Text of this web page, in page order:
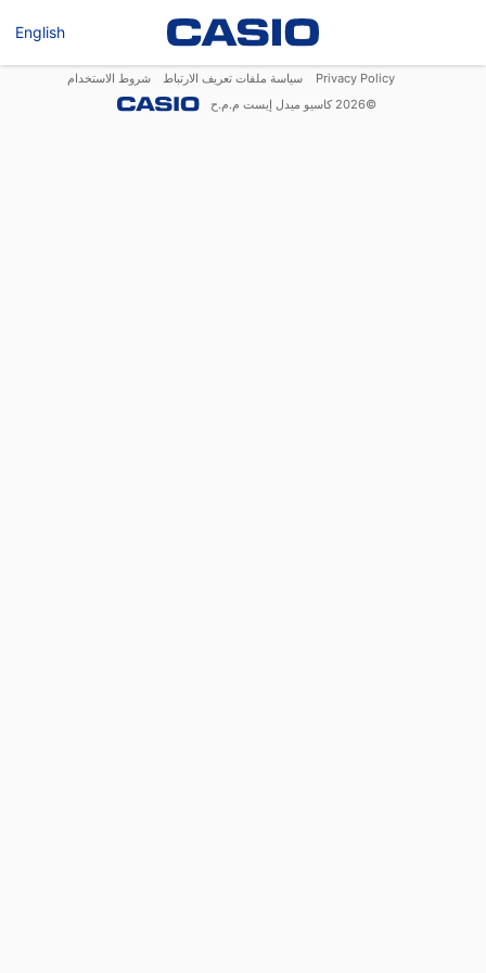
English
Privacy Policy سياسة ملفات تعريف الارتباط
شروط الاستخدام
©
2026 كاسيو ميدل إيست م.م.ح